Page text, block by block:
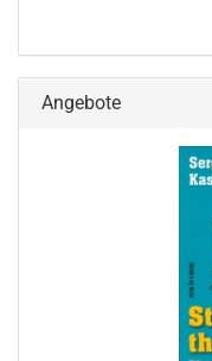
Angebote